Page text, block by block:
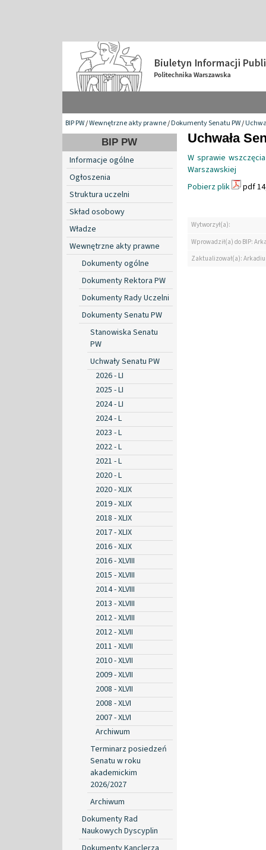
BIP PW/Wewnętrzne akty prawne/Dokumenty Senatu PW/
BIP PW
Informacje ogólne
Ogłoszenia
Struktura uczelni
Skład osobowy
Władze
Wewnętrzne akty prawne
Dokumenty ogólne
Dokumenty Rektora PW
Dokumenty Rady Uczelni
Dokumenty Senatu PW
Stanowiska Senatu
PW
Uchwały Senatu PW
2026 - LI
2025 - LI
2024 - LI
2024 - L
2023 - L
2022 - L
2021 - L
2020 - L
2020 - XLIX
2019 - XLIX
2018 - XLIX
2017 - XLIX
2016 - XLIX
2016 - XLVIII
2015 - XLVIII
2014 - XLVIII
2013 - XLVIII
2012 - XLVIII
2012 - XLVII
2011 - XLVII
2010 - XLVII
2009 - XLVII
2008 - XLVII
2008 - XLVI
2007 - XLVI
Archiwum
Terminarz posiedzeń
Senatu w roku
akademickim
2026/2027
Archiwum
Dokumenty Rad
Naukowych Dyscyplin
Uchwała
W sprawie
Warszawskiej
Pobierz plik
pdf
Wytworzył(a):
Wprowadził(a) do BIP:
Zaktualizował(a):